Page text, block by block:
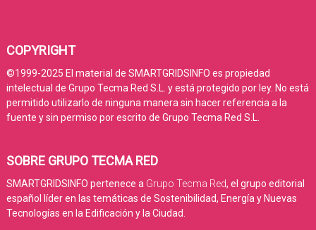
COPYRIGHT
©1999-2025 El material de SMARTGRIDSINFO es propiedad
intelectual de Grupo Tecma Red S.L. y está protegido por ley. No está
permitido utilizarlo de ninguna manera sin hacer referencia a la
fuente y sin permiso por escrito de Grupo Tecma Red S.L.
SOBRE GRUPO TECMA RED
SMARTGRIDSINFO pertenece a Grupo Tecma Red, el grupo editorial
español líder en las temáticas de Sostenibilidad, Energía y Nuevas
Tecnologías en la Edificación y la Ciudad.